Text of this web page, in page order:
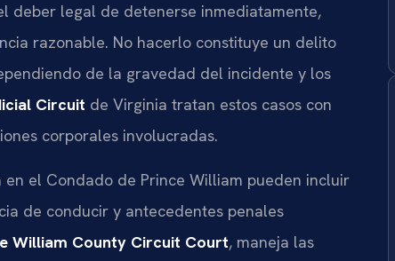
deber legal de detenerse inmediatamente,
razonable. No hacerlo constituye un delito
de la gravedad del incidente y los
Circuit de Virginia tratan estos casos con
corporales involucradas.
el Condado de Prince William pueden incluir
de conducir y antecedentes penales
William County Circuit Court, maneja las